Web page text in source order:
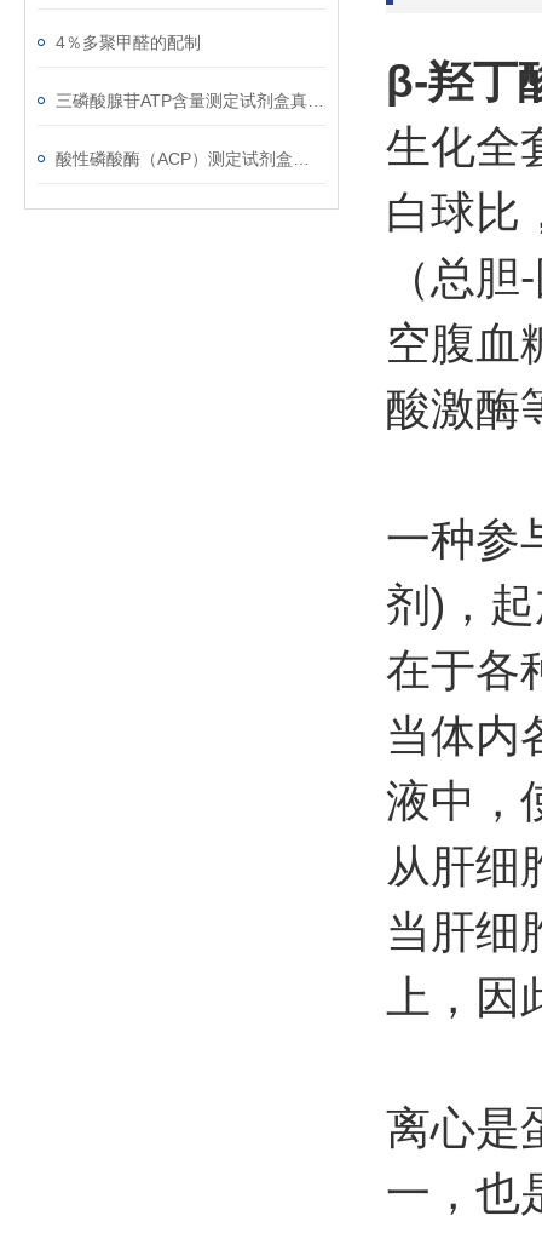
4％多聚甲醛的配制
β-羟丁
生化全
白球比
（总
空腹血
酸激酶
一种参
剂)，
在于各
当体内
液中，
从肝细
当肝细
上，
离心是
一，也